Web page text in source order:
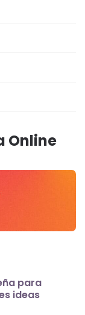
Online
para
ideas